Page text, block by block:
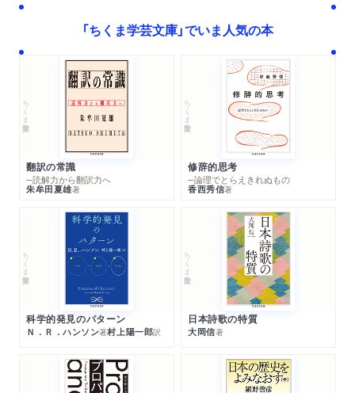
「ちくま学芸文庫」でいま人気の本
ちくま学芸文庫
翻訳の常識
─読解力から翻訳力へ
朱牟田夏雄著
ちくま学芸文庫
修辞的思考
─論理でとらえきれぬもの
香西秀信著
ちくま学芸文庫
科学的発見のパターン
Ｎ．Ｒ．ハンソン著村上陽一郎訳
ちくま学芸文庫
日本詩歌の特質
大岡信著